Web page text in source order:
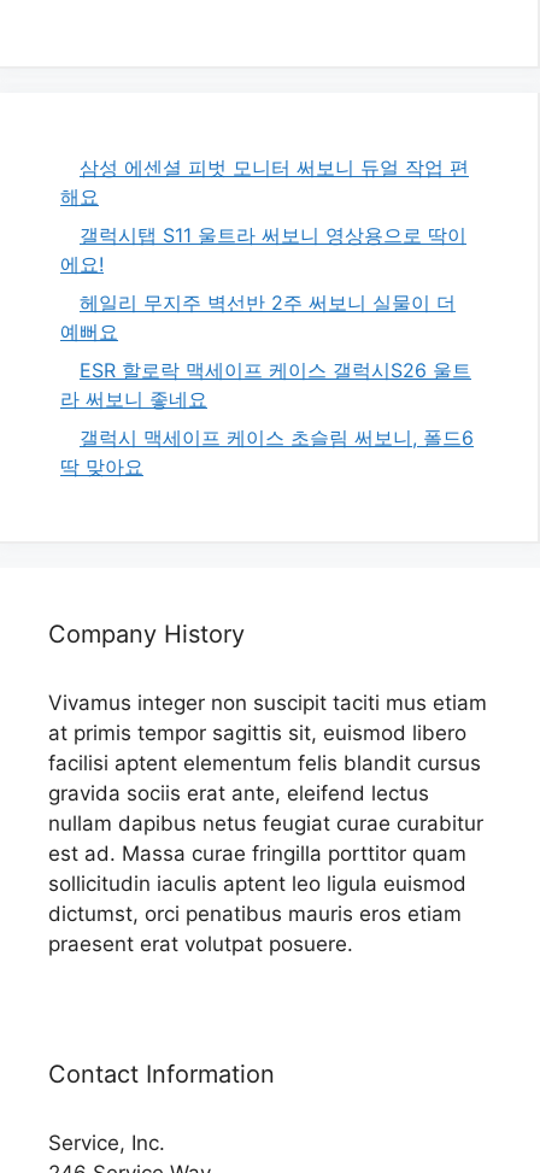
삼성 에센셜 피벗 모니터 써보니 듀얼 작업 편
해요
갤럭시탭 S11 울트라 써보니 영상용으로 딱이
에요!
헤일리 무지주 벽선반 2주 써보니 실물이 더
예뻐요
ESR 할로락 맥세이프 케이스 갤럭시S26 울트
라 써보니 좋네요
갤럭시 맥세이프 케이스 초슬림 써보니, 폴드6
딱 맞아요
Company History
Vivamus integer non suscipit taciti mus etiam
at primis tempor sagittis sit, euismod libero
facilisi aptent elementum felis blandit cursus
gravida sociis erat ante, eleifend lectus
nullam dapibus netus feugiat curae curabitur
est ad. Massa curae fringilla porttitor quam
sollicitudin iaculis aptent leo ligula euismod
dictumst, orci penatibus mauris eros etiam
praesent erat volutpat posuere.
Contact Information
Service, Inc.